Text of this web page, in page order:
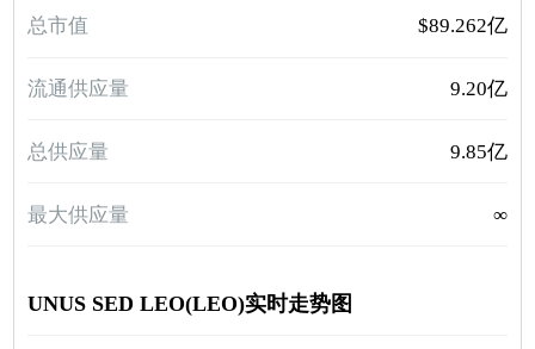
总市值 $89.262亿
流通供应量 9.20亿
总供应量 9.85亿
最大供应量 ∞
UNUS SED LEO(LEO)实时走势图